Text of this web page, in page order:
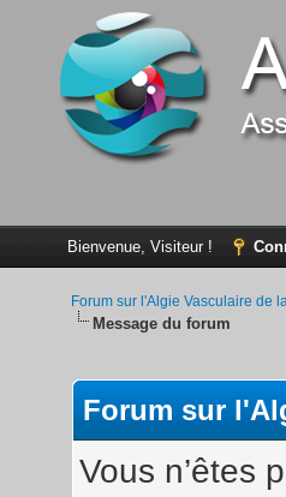
Bienvenue, Visiteur !
Forum sur l'Algie Vasculaire de
Message du forum
Forum sur
Vous n’êtes